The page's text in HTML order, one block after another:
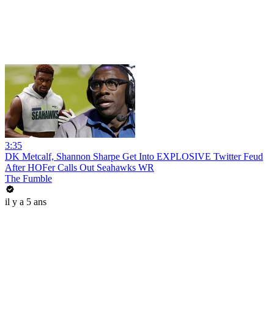
3:35
DK Metcalf, Shannon Sharpe Get Into EXPLOSIVE Twitter Feud
After HOFer Calls Out Seahawks WR
The Fumble
il y a 5 ans